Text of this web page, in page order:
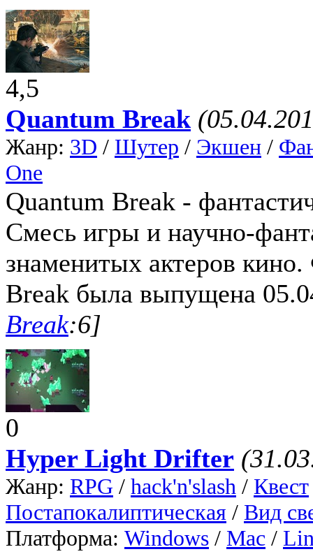
4,5
Quantum Break
Жанр: 3D / Шутер / Экшен /
One
Quantum Break -
Смесь игры и научно-
знаменитых актеров
Break была выпущена
Break:6]
0
Hyper Light Drifter
Жанр: RPG / hack'n'slash / Квест
Постапокалиптическая / Вид
Платформа: Windows / Mac /